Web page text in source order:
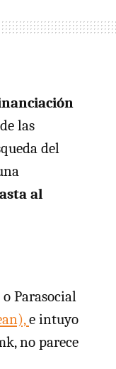
las
del
al
Parasocial
e intuyo
no parece